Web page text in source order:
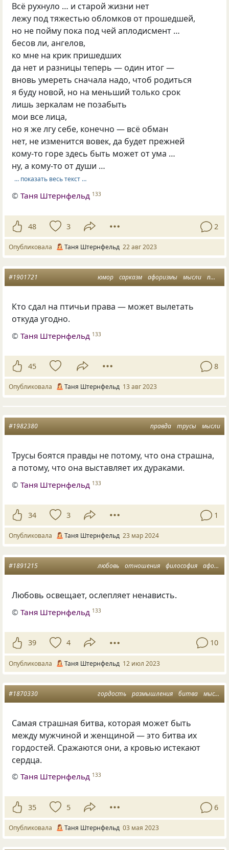
Всё рухнуло … и старой жизни нет
лежу под тяжестью обломков от прошедшей,
но не пойму пока под чей аплодисмент …
бесов ли, ангелов,
ко мне на крик пришедших
да нет и разницы теперь — один итог —
вновь умереть сначала надо, чтоб родиться
я буду новой, но на меньший только срок
лишь зеркалам не позабыть
мои все лица,
но я же лгу себе, конечно — всё обман
нет, не изменится вовек, да будет прежней
кому-то горе здесь быть может от ума …
ну, а кому-то от души …
… показать весь текст …
©Таня Штернфельд 133
48 3 2
Опубликовала Таня Штернфельд 22 авг 2023
юмор сарказм афоризмы мысли птичьи права
#1901721
Кто сдал на птичьи права — может вылетать
откуда угодно.
©Таня Штернфельд 133
45 8
Опубликовала Таня Штернфельд 13 авг 2023
правда трусы мысли
#1982380
Трусы боятся правды не потому, что она страшна,
а потому, что она выставляет их дураками.
©Таня Штернфельд 133
34 3 1
Опубликовала Таня Штернфельд 23 мар 2024
любовь отношения философия афоризмы
#1891215
Любовь освещает, ослепляет ненависть.
©Таня Штернфельд 133
39 4 10
Опубликовала Таня Штернфельд 12 июл 2023
гордость размышления битва мысли
#1870330
Самая страшная битва, которая может быть
между мужчиной и женщиной — это битва их
гордостей. Сражаются они, а кровью истекают
сердца.
©Таня Штернфельд 133
35 5 6
Опубликовала Таня Штернфельд 03 мая 2023